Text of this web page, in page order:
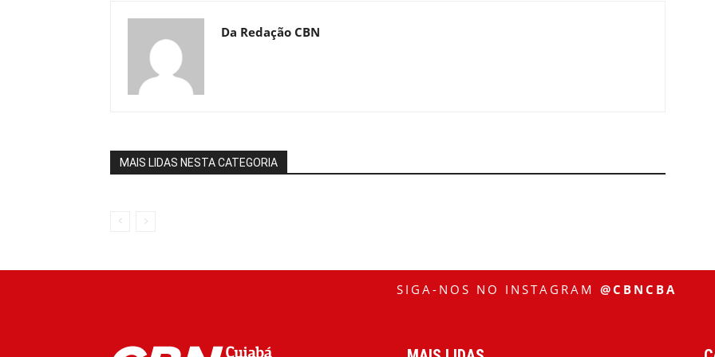
Da Redação CBN
MAIS LIDAS NESTA CATEGORIA
SIGA-NOS NO INSTAGRAM @CBNCBA